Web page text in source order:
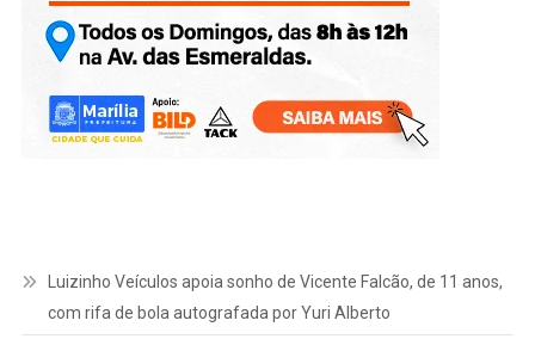
Luizinho Veículos apoia sonho de Vicente Falcão, de 11 anos,
com rifa de bola autografada por Yuri Alberto